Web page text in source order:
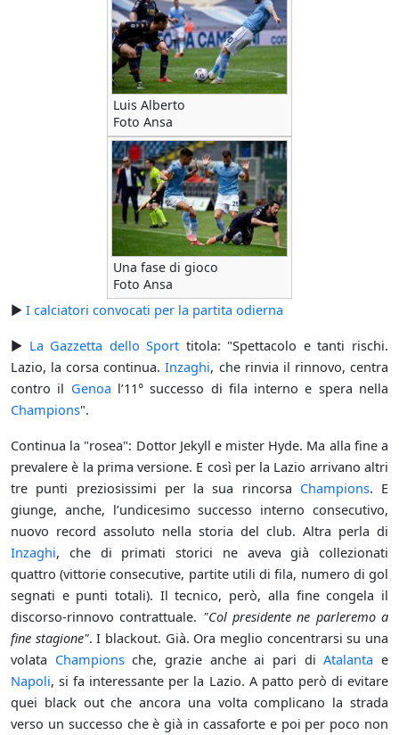
Luis Alberto
Foto Ansa
Una fase di gioco
Foto Ansa
► I calciatori convocati per la partita odierna
► La Gazzetta dello Sport titola: "Spettacolo e tanti rischi.
Lazio, la corsa continua.Inzaghi, che rinvia il rinnovo, centra
contro il Genoa l’11° successo di fila interno e spera nella
Champions".
Continua la "rosea": Dottor Jekyll e mister Hyde. Ma alla fine a
prevalere è la prima versione. E così per la Lazio arrivano altri
tre punti preziosissimi per la sua rincorsa Champions. E
giunge, anche, l’undicesimo successo interno consecutivo,
nuovo record assoluto nella storia del club. Altra perla di
Inzaghi, che di primati storici ne aveva già collezionati
quattro (vittorie consecutive, partite utili di fila, numero di gol
segnati e punti totali). Il tecnico, però, alla fine congela il
discorso-rinnovo contrattuale. "Col presidente ne parleremo a
fine stagione". I blackout. Già. Ora meglio concentrarsi su una
volata Championsche, grazie anche ai pari diAtalanta e
Napoli, si fa interessante per la Lazio. A patto però di evitare
quei black out che ancora una volta complicano la strada
verso un successo che è già in cassaforte e poi per poco non